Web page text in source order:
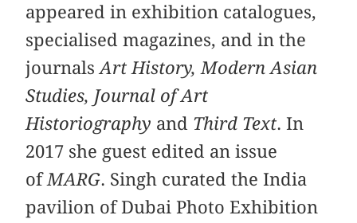
appeared in exhibition catalogues,
specialised magazines, and in the
journalsArt History, Modern Asian
Studies, Journal of Art
Historiography and Third Text. In
2017 she guest edited an issue
ofMARG. Singh curated the India
pavilion of Dubai Photo Exhibition